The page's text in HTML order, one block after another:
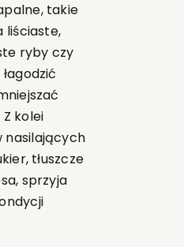
takie
liściaste,
ryby czy
kolei
nasilających
tłuszcze
sprzyja